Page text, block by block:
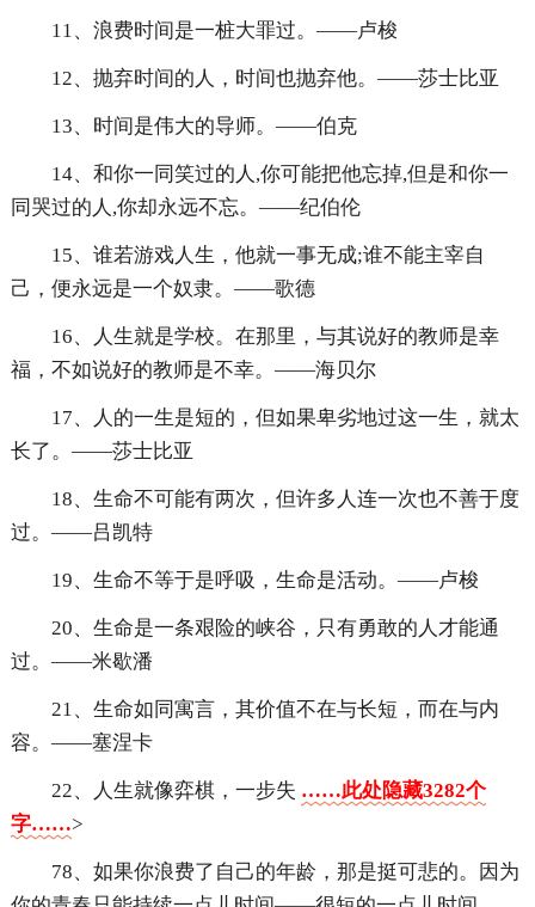
11、浪费时间是一桩大罪过。——卢梭
12、抛弃时间的人，时间也抛弃他。——莎士比亚
13、时间是伟大的导师。——伯克
14、和你一同笑过的人,你可能把他忘掉,但是和你一
同哭过的人,你却永远不忘。——纪伯伦
15、谁若游戏人生，他就一事无成;谁不能主宰自
己，便永远是一个奴隶。——歌德
16、人生就是学校。在那里，与其说好的教师是幸
福，不如说好的教师是不幸。——海贝尔
17、人的一生是短的，但如果卑劣地过这一生，就太
长了。——莎士比亚
18、生命不可能有两次，但许多人连一次也不善于度
过。——吕凯特
19、生命不等于是呼吸，生命是活动。——卢梭
20、生命是一条艰险的峡谷，只有勇敢的人才能通
过。——米歇潘
21、生命如同寓言，其价值不在与长短，而在与内
容。——塞涅卡
22、人生就像弈棋，一步失 ……此处隐藏3282个
字……>
78、如果你浪费了自己的年龄，那是挺可悲的。因为